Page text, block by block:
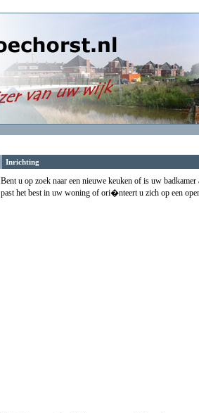
Inrichting
Bent u op zoek naar een nieuwe keuken of is uw
past het best in uw woning of ori�nteert u zich op een